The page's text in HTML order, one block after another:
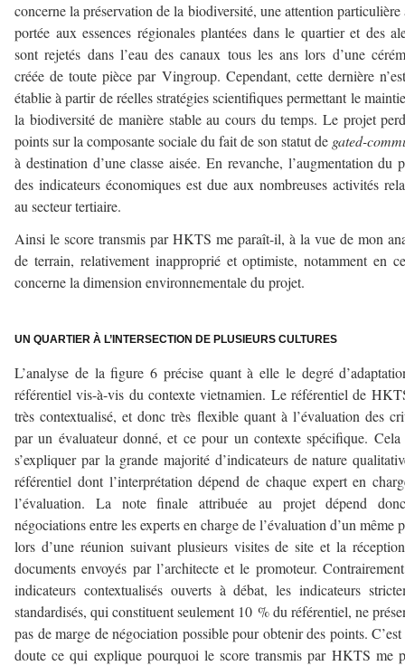
concerne la préservation de la biodiversité, une attention particulière
portée aux essences régionales plantées dans le quartier et des
sont rejetés dans l’eau des canaux tous les ans lors d’une
créée de toute pièce par Vingroup. Cependant, cette dernière
établie à partir de réelles stratégies scientifiques permettant le
la biodiversité de manière stable au cours du temps. Le projet
points sur la composante sociale du fait de son statut de gated-
à destination d’une classe aisée. En revanche, l’augmentation du
des indicateurs économiques est due aux nombreuses activités
au secteur tertiaire.
Ainsi le score transmis par HKTS me paraît-il, à la vue de mon
de terrain, relativement inapproprié et optimiste, notamment en
concerne la dimension environnementale du projet.
UN QUARTIER À L’INTERSECTION DE PLUSIEURS CULTURES
L’analyse de la figure 6 précise quant à elle le degré
référentiel vis-à-vis du contexte vietnamien. Le référentiel de
très contextualisé, et donc très flexible quant à l’évaluation des
par un évaluateur donné, et ce pour un contexte spécifique. Cela
s’expliquer par la grande majorité d’indicateurs de nature
référentiel dont l’interprétation dépend de chaque expert en
l’évaluation. La note finale attribuée au projet dépend
négociations entre les experts en charge de l’évaluation d’un même
lors d’une réunion suivant plusieurs visites de site et la
documents envoyés par l’architecte et le promoteur.
indicateurs contextualisés ouverts à débat, les indicateurs
standardisés, qui constituent seulement 10 % du référentiel, ne
pas de marge de négociation possible pour obtenir des points. C’est
doute ce qui explique pourquoi le score transmis par HKTS me